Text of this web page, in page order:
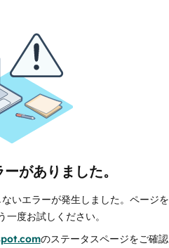
がありました。
いエラーが発生しました。ページを
一度お試しください。
のステータスページをご確認